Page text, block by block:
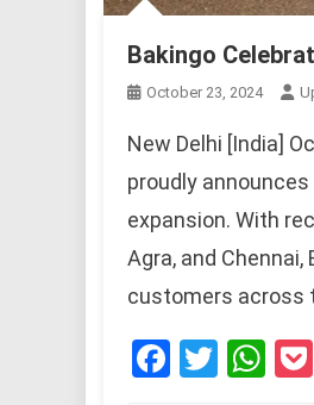
Bakingo
October 23, 2024
New Delhi [India]
proudly
expansion. With
Agra, and
customers across